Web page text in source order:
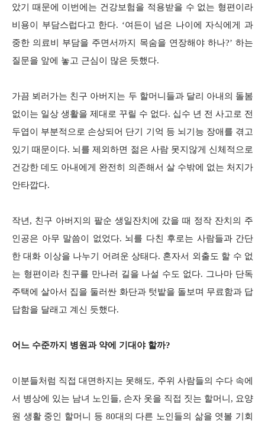
았기 때문에 이번에는 건강보험을 적용받을 수 없는 형편이라
비용이 부담스럽다고 한다. ‘여든이 넘은 나이에 자식에게 과
중한 의료비 부담을 주면서까지 목숨을 연장해야 하나?’ 하는
질문을 앞에 놓고 근심이 많은 듯했다.
가끔 뵈러가는 친구 아버지는 두 할머니들과 달리 아내의 돌봄
없이는 일상 생활을 제대로 꾸릴 수 없다. 십수 년 전 사고로 전
두엽이 부분적으로 손상되어 단기 기억 등 뇌기능 장애를 겪고
있기 때문이다. 뇌를 제외하면 젊은 사람 못지않게 신체적으로
건강한 데도 아내에게 완전히 의존해서 살 수밖에 없는 처지가
안타깝다.
작년, 친구 아버지의 팔순 생일잔치에 갔을 때 정작 잔치의 주
인공은 아무 말씀이 없었다. 뇌를 다친 후로는 사람들과 간단
한 대화 이상을 나누기 어려운 상태다. 혼자서 외출도 할 수 없
는 형편이라 친구를 만나러 길을 나설 수도 없다. 그나마 단독
주택에 살아서 집을 둘러싼 화단과 텃밭을 돌보며 무료함과 답
답함을 달래고 계신 듯했다.
어느 수준까지 병원과 약에 기대야 할까?
이분들처럼 직접 대면하지는 못해도, 주위 사람들의 수다 속에
서 병상에 있는 남녀 노인들, 손자 옷을 직접 짓는 할머니, 요양
원 생활 중인 할머니 등 80대의 다른 노인들의 삶을 엿볼 기회